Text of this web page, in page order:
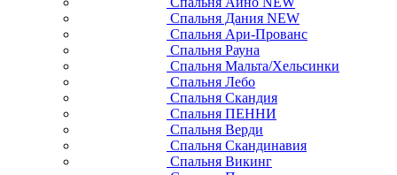
Спальня Дания NEW
Спальня Ари-Прованс
Спальня Рауна
Спальня Мальта/Хельсинки
Спальня Лебо
Спальня Скандия
Спальня ПЕННИ
Спальня Верди
Спальня Скандинавия
Спальня Викинг